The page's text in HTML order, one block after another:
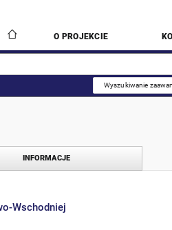
O PROJEKCIE
Wyszukiwanie
INFORMACJE
Wschodniej